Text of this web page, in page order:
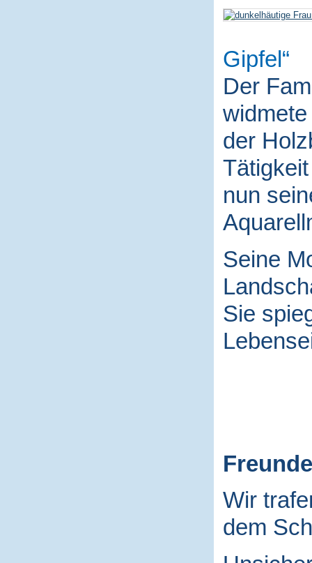
Gipfel
Der
der
nun
Seine
Sie
Freunde
Wir
dem